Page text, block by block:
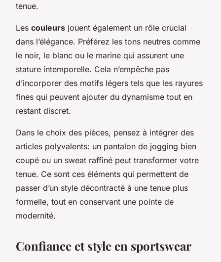
tenue.
Les couleurs jouent également un rôle crucial
dans l’élégance. Préférez les tons neutres comme
le noir, le blanc ou le marine qui assurent une
stature intemporelle. Cela n’empêche pas
d’incorporer des motifs légers tels que les rayures
fines qui peuvent ajouter du dynamisme tout en
restant discret.
Dans le choix des pièces, pensez à intégrer des
articles polyvalents: un pantalon de jogging bien
coupé ou un sweat raffiné peut transformer votre
tenue. Ce sont ces éléments qui permettent de
passer d’un style décontracté à une tenue plus
formelle, tout en conservant une pointe de
modernité.
Confiance et style en sportswear